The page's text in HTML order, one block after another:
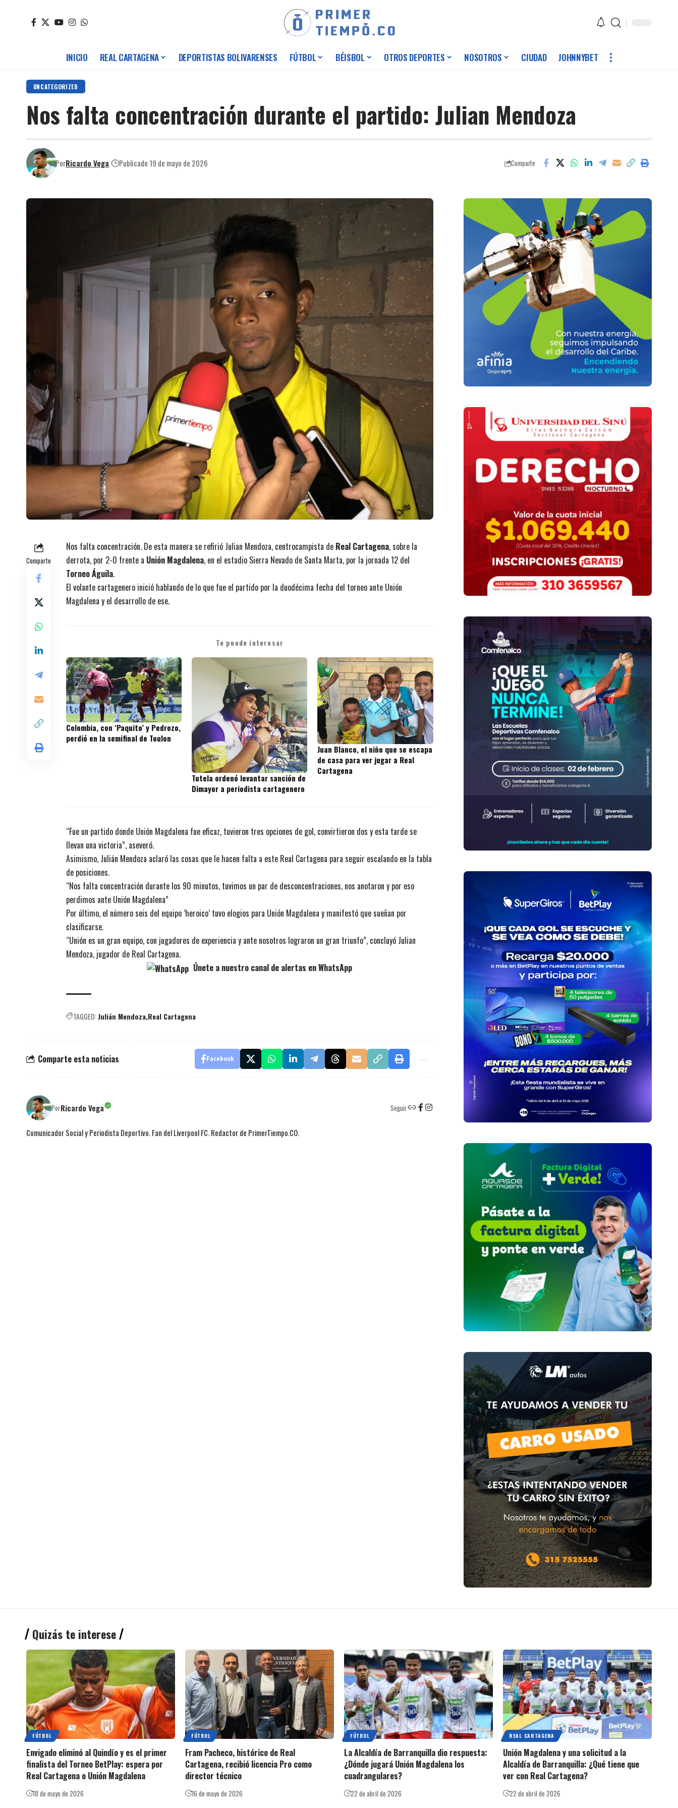
INICIO REAL CARTAGENA DEPORTISTAS BOLIVARENSES FÚTBOL BÉISBOL OTROS DEPORTES NOSOTROS CIUDAD JOHNNYBET
UNCATEGORIZED
Nos falta concentración durante el partido: Julian Mendoza
PorRicardo Vega Publicado 19 de mayo de 2026 Comparte
Comparte
Nos falta concentración. De esta manera se refirió Julian Mendoza, centrocampista de Real Cartagena, sobre la
derrota, por 2-0 frente a Unión Magdalena, en el estadio Sierra Nevado de Santa Marta, por la jornada 12 del
Torneo Águila.
El volante cartagenero inició hablando de lo que fue el partido por la duodécima fecha del torneo ante Unión
Magdalena y el desarrollo de ese.
Te puede interesar
Colombia, con ‘Paquito’ y Pedrozo,
perdió en la semifinal de Toulon
Tutela ordenó levantar sanción de
Dimayor a periodista cartagenero
Juan Blanco, el niño que se escapa
de casa para ver jugar a Real
Cartagena
“Fue un partido donde Unión Magdalena fue eficaz, tuvieron tres opciones de gol, convirtieron dos y esta tarde se
llevan una victoria”, aseveró.
Asimismo, Julián Mendoza aclaró las cosas que le hacen falta a este Real Cartagena para seguir escalando en la tabla
de posiciones.
“Nos falta concentración durante los 90 minutos, tuvimos un par de desconcentraciones, nos anotaron y por eso
perdimos ante Unión Magdalena”
Por último, el número seis del equipo ‘heroico’ tuvo elogios para Unión Magdalena y manifestó que sueñan por
clasificarse.
“Unión es un gran equipo, con jugadores de experiencia y ante nosotros lograron un gran triunfo”, concluyó Julian
Mendoza, jugador de Real Cartagena.
Únete a nuestro canal de alertas en WhatsApp
TAGGED:Julián Mendoza Real Cartagena
Comparte esta noticias Facebook
PorRicardo Vega Seguir
Comunicador Social y Periodista Deportivo. Fan del Liverpool FC. Redactor de PrimerTiempo.CO.
Quizás te interese
FÚTBOL
Envigado eliminó al Quindío y es el primer
finalista del Torneo BetPlay: espera por
Real Cartagena o Unión Magdalena
18 de mayo de 2026
FÚTBOL
Fram Pacheco, histórico de Real
Cartagena, recibió licencia Pro como
director técnico
16 de mayo de 2026
FÚTBOL
La Alcaldía de Barranquilla dio respuesta:
¿Dónde jugará Unión Magdalena los
cuadrangulares?
22 de abril de 2026
REAL CARTAGENA
Unión Magdalena y una solicitud a la
Alcaldía de Barranquilla: ¿Qué tiene que
ver con Real Cartagena?
22 de abril de 2026